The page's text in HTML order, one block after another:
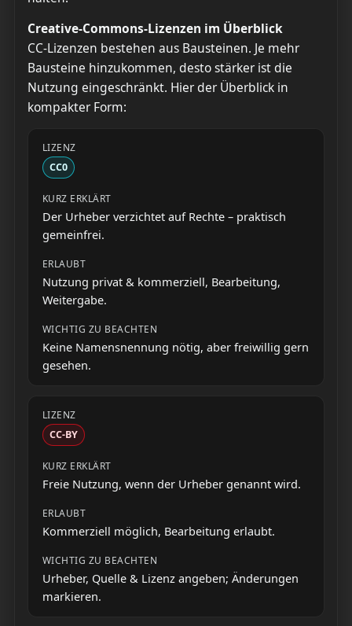
Creative-Commons-Lizenzen im Überblick
CC-Lizenzen bestehen aus Bausteinen. Je mehr
Bausteine hinzukommen, desto stärker ist die
Nutzung eingeschränkt. Hier der Überblick in
kompakter Form:
CC0
Der Urheber verzichtet auf Rechte – praktisch
gemeinfrei.
Nutzung privat & kommerziell, Bearbeitung,
Weitergabe.
Keine Namensnennung nötig, aber freiwillig gern
gesehen.
CC-BY
Freie Nutzung, wenn der Urheber genannt wird.
Kommerziell möglich, Bearbeitung erlaubt.
Urheber, Quelle & Lizenz angeben; Änderungen
markieren.